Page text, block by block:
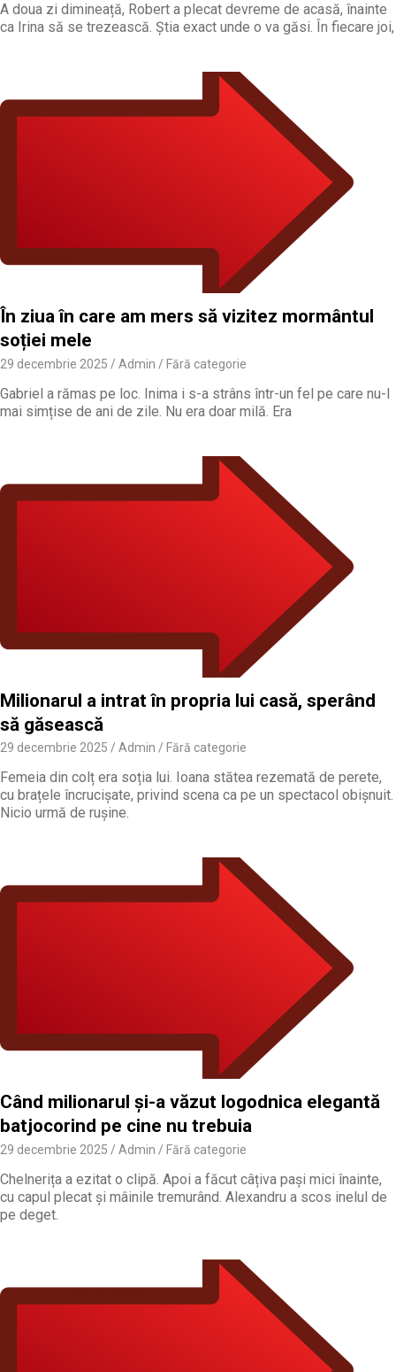
A doua zi dimineață, Robert a plecat devreme de acasă, înainte
ca Irina să se trezească. Știa exact unde o va găsi. În fiecare joi,
În ziua în care am mers să vizitez mormântul
soției mele
29 decembrie 2025 Admin Fără categorie
Gabriel a rămas pe loc. Inima i s-a strâns într-un fel pe care nu-l
mai simțise de ani de zile. Nu era doar milă. Era
Milionarul a intrat în propria lui casă, sperând
să găsească
29 decembrie 2025 Admin Fără categorie
Femeia din colț era soția lui. Ioana stătea rezemată de perete,
cu brațele încrucișate, privind scena ca pe un spectacol obișnuit.
Nicio urmă de rușine.
Când milionarul și-a văzut logodnica elegantă
batjocorind pe cine nu trebuia
29 decembrie 2025 Admin Fără categorie
Chelnerița a ezitat o clipă. Apoi a făcut câțiva pași mici înainte,
cu capul plecat și mâinile tremurând. Alexandru a scos inelul de
pe deget.